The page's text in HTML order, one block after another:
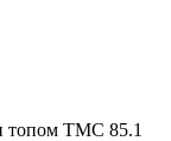
TMC 85.1